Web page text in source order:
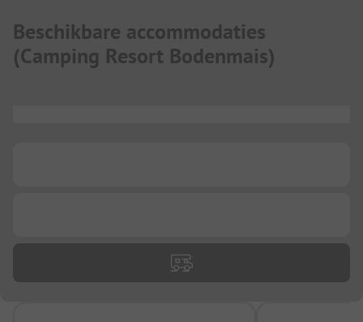
Beschikbare accommodaties
(Camping Resort Bodenmais)